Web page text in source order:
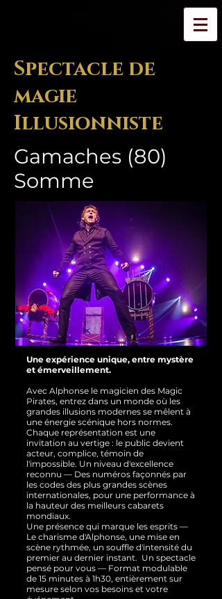
Spectacle de
magie
Illusionniste
Gamaches (80)
Somme
Une expérience unique, entre mystère
et émerveillement.
Avec Alphonse le magicien des Magic
Pirates, entrez dans un monde où les
grandes illusions modernes se mêlent à
une énergie scénique hors normes.
Chaque représentation est une
invitation au vertige : le public devient
acteur, complice, témoin de
l'impossible. Un niveau d'excellence
reconnu — Des numéros façonnés par
les codes des plus grandes scènes
internationales, pour une performance à
la hauteur des meilleurs cabarets
mondiaux.
Une présence qui marque les esprits —
Le charisme d'Alphonse, une mise en
scène rythmée, un souffle d'intensité du
premier au dernier instant. Un spectacle
pensé pour vous — Format modulable
de 15 minutes à 1h30, entièrement sur
mesure selon vos besoins et votre